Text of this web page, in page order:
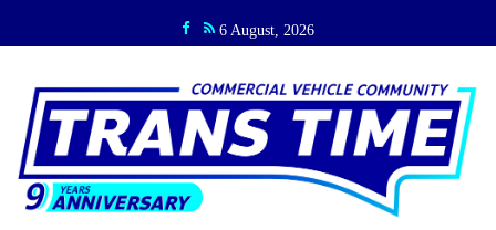
6 August, 2026